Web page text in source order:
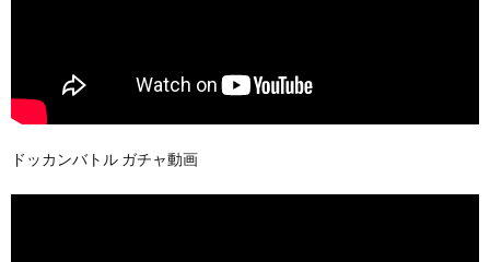
ドッカンバトル ガチャ動画